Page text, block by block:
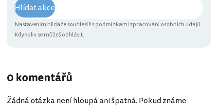
Hlídat akce
Nastavením hlídače souhlasíš spodmínkami zpracování osobních údajů.
Kdykoliv se můžeš odhlásit.
0 komentářů
Žádná otázka není hloupá ani špatná. Pokud známe